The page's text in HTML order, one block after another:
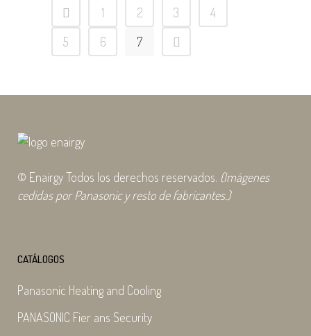
1 2 3
4
5
6 7
© Enairgy Todos los derechos reservados. (Imágenes
cedidas por Panasonic y resto de fabricantes.)
CATÁLOGOS
Panasonic Heating and Cooling
PANASONIC Fier ans Security